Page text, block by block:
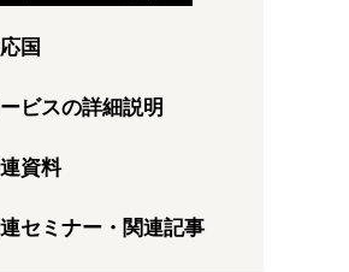
国
ビスの詳細説明
資料
セミナー・関連記事